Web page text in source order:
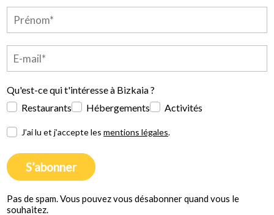
Qu'est-ce qui t'intéresse à Bizkaia ?
Restaurants
Hébergements Activités
J’ai lu et j’accepte lesmentions légales.
S’abonner
Pas de spam. Vous pouvez vous désabonner quand vous le
souhaitez.